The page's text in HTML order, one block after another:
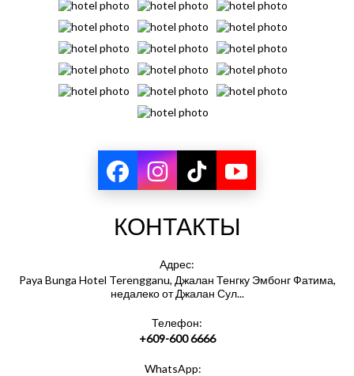
КОНТАКТЫ
Адрес:
Paya Bunga Hotel Terengganu, Джалан Тенгку Эмбонг Фатима,
недалеко от Джалан Сул...
Телефон:
+609-600 6666
WhatsApp: